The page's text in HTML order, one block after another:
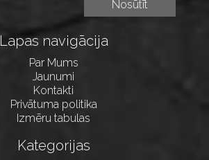
Lapas navigācija
Par Mums
Jaunumi
Kontakti
Privātuma politika
Izmēru tabulas
Kategorijas